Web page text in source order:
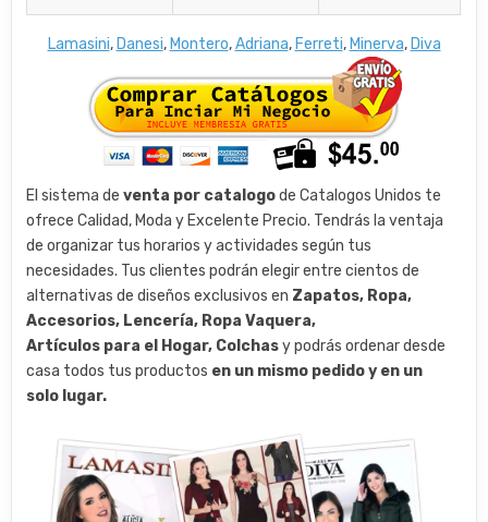
Lamasini, Danesi, Montero,Adriana, Ferreti, Minerva, Diva
El sistema deventa por catalogode Catalogos Unidos te
ofrece Calidad, Moda y Excelente Precio. Tendrás la ventaja
de organizar tus horarios y actividades según tus
necesidades. Tus clientes podrán elegir entre cientos de
alternativas de diseños exclusivos en Zapatos, Ropa,
Accesorios, Lencería, Ropa Vaquera,
Artículos para el Hogar, Colchasy podrás ordenar desde
casa todos tus productos en un mismo pedido y en un
solo lugar.